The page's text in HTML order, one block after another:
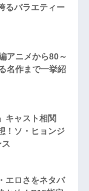
るバラエティー
アニメから80～
名作まで一挙紹
キャスト相関
！ソ・ヒョンジ
エロさをネタバ